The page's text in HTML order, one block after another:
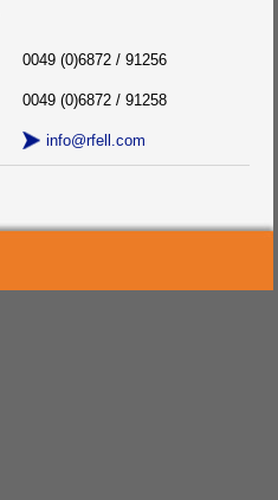
0049 (0)6872 / 91256
0049 (0)6872 / 91258
info@rfell.com